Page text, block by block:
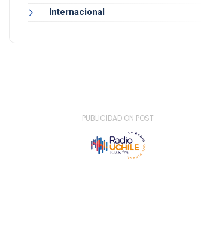
Internacional
- PUBLICIDAD ON POST -